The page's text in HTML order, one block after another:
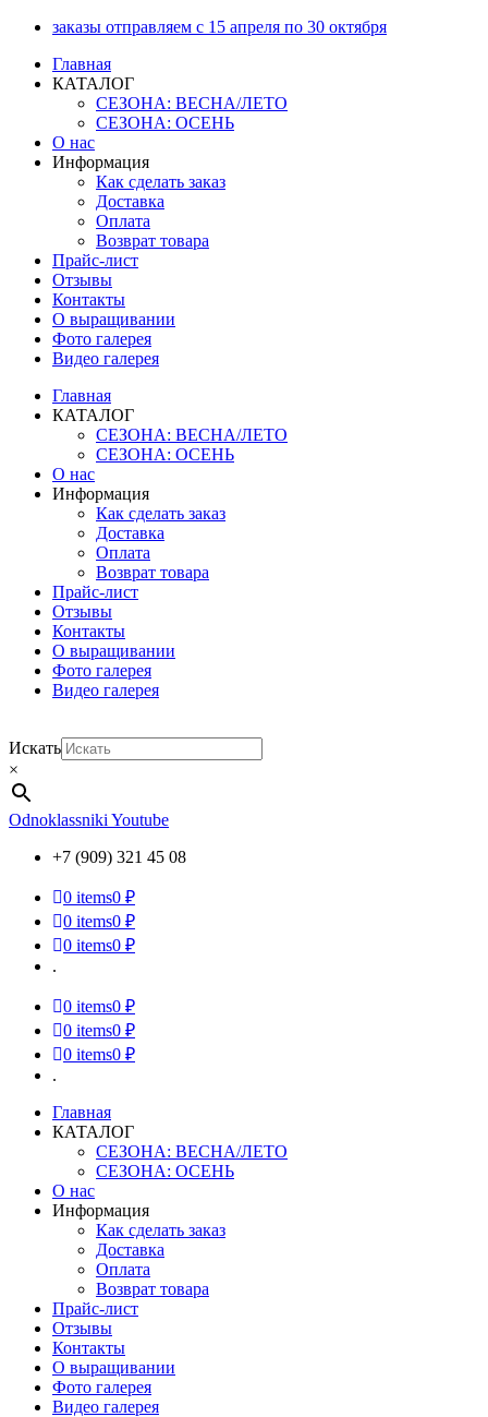
Перейти
содержимому
заказы отправляем с 15 апреля по 30 октября
Главная
КАТАЛОГ
СЕЗОНА: ВЕСНА/ЛЕТО
СЕЗОНА: ОСЕНЬ
О нас
Информация
Как сделать заказ
Доставка
Оплата
Возврат товара
Прайс-лист
Отзывы
Контакты
О выращивании
Фото галерея
Видео галерея
Главная
КАТАЛОГ
СЕЗОНА: ВЕСНА/ЛЕТО
СЕЗОНА: ОСЕНЬ
О нас
Информация
Как сделать заказ
Доставка
Оплата
Возврат товара
Прайс-лист
Отзывы
Контакты
О выращивании
Фото галерея
Видео галерея
Искать
×
Odnoklassniki Youtube
+7 (909) 321 45 08
0 items0 ₽
0 items0 ₽
0 items0 ₽
.
0 items0 ₽
0 items0 ₽
0 items0 ₽
.
Главная
КАТАЛОГ
СЕЗОНА: ВЕСНА/ЛЕТО
СЕЗОНА: ОСЕНЬ
О нас
Информация
Как сделать заказ
Доставка
Оплата
Возврат товара
Прайс-лист
Отзывы
Контакты
О выращивании
Фото галерея
Видео галерея